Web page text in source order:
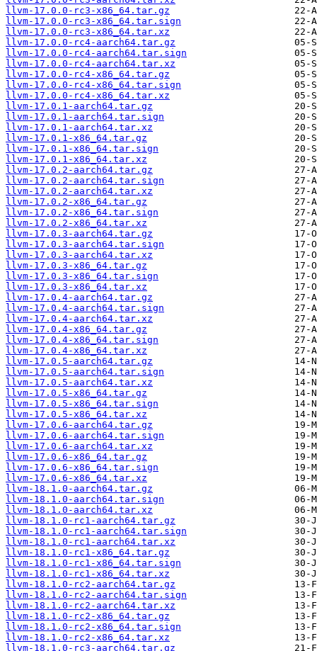
llvm-17.0.0-rc3-x86_64.tar.gz
llvm-17.0.0-rc3-x86_64.tar.sign
llvm-17.0.0-rc3-x86_64.tar.xz
llvm-17.0.0-rc4-aarch64.tar.gz
llvm-17.0.0-rc4-aarch64.tar.sign
llvm-17.0.0-rc4-aarch64.tar.xz
llvm-17.0.0-rc4-x86_64.tar.gz
llvm-17.0.0-rc4-x86_64.tar.sign
llvm-17.0.0-rc4-x86_64.tar.xz
llvm-17.0.1-aarch64.tar.gz
llvm-17.0.1-aarch64.tar.sign
llvm-17.0.1-aarch64.tar.xz
llvm-17.0.1-x86_64.tar.gz
llvm-17.0.1-x86_64.tar.sign
llvm-17.0.1-x86_64.tar.xz
llvm-17.0.2-aarch64.tar.gz
llvm-17.0.2-aarch64.tar.sign
llvm-17.0.2-aarch64.tar.xz
llvm-17.0.2-x86_64.tar.gz
llvm-17.0.2-x86_64.tar.sign
llvm-17.0.2-x86_64.tar.xz
llvm-17.0.3-aarch64.tar.gz
llvm-17.0.3-aarch64.tar.sign
llvm-17.0.3-aarch64.tar.xz
llvm-17.0.3-x86_64.tar.gz
llvm-17.0.3-x86_64.tar.sign
llvm-17.0.3-x86_64.tar.xz
llvm-17.0.4-aarch64.tar.gz
llvm-17.0.4-aarch64.tar.sign
llvm-17.0.4-aarch64.tar.xz
llvm-17.0.4-x86_64.tar.gz
llvm-17.0.4-x86_64.tar.sign
llvm-17.0.4-x86_64.tar.xz
llvm-17.0.5-aarch64.tar.gz
llvm-17.0.5-aarch64.tar.sign
llvm-17.0.5-aarch64.tar.xz
llvm-17.0.5-x86_64.tar.gz
llvm-17.0.5-x86_64.tar.sign
llvm-17.0.5-x86_64.tar.xz
llvm-17.0.6-aarch64.tar.gz
llvm-17.0.6-aarch64.tar.sign
llvm-17.0.6-aarch64.tar.xz
llvm-17.0.6-x86_64.tar.gz
llvm-17.0.6-x86_64.tar.sign
llvm-17.0.6-x86_64.tar.xz
llvm-18.1.0-aarch64.tar.gz
llvm-18.1.0-aarch64.tar.sign
llvm-18.1.0-aarch64.tar.xz
llvm-18.1.0-rc1-aarch64.tar.gz
llvm-18.1.0-rc1-aarch64.tar.sign
llvm-18.1.0-rc1-aarch64.tar.xz
llvm-18.1.0-rc1-x86_64.tar.gz
llvm-18.1.0-rc1-x86_64.tar.sign
llvm-18.1.0-rc1-x86_64.tar.xz
llvm-18.1.0-rc2-aarch64.tar.gz
llvm-18.1.0-rc2-aarch64.tar.sign
llvm-18.1.0-rc2-aarch64.tar.xz
llvm-18.1.0-rc2-x86_64.tar.gz
llvm-18.1.0-rc2-x86_64.tar.sign
llvm-18.1.0-rc2-x86_64.tar.xz
llvm-18.1.0-rc3-aarch64.tar.gz